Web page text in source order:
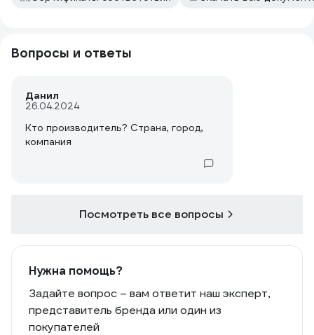
Вопросы и ответы
Данил
26.04.2024
Кто производитель? Страна, город,
компания
Посмотреть все вопросы
Нужна помощь?
Задайте вопрос – вам ответит наш эксперт,
представитель бренда или один из
покупателей